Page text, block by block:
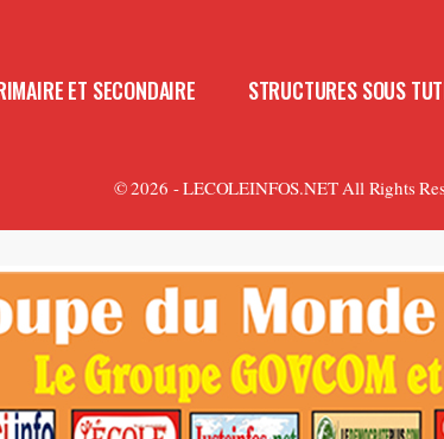
ET SECONDAIRE STRUCTURES SOUS
© 2026 - LECOLEINFOS.NET All Rights